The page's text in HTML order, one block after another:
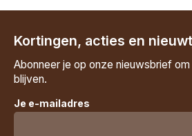
Kortingen, acties en
Abonneer je op onze nieuwsbrief
blijven.
Je e-mailadres